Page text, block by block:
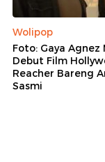
Wolipop
Foto: Gaya Agnez
Debut Film
Reacher Bareng
Sasmi